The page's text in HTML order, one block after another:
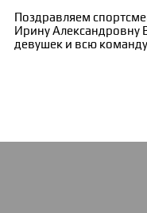
Поздравляем
Ирину Александровну
девушек и всю